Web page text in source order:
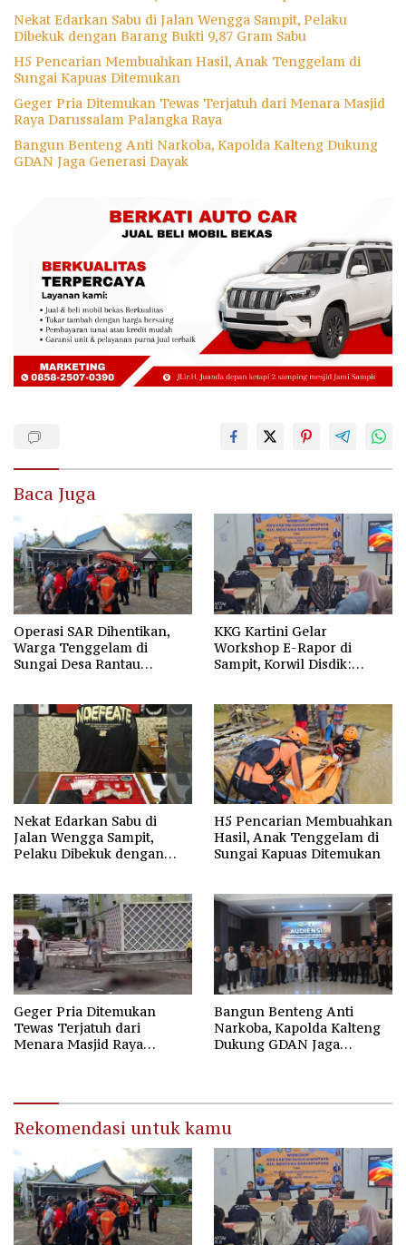
Nekat Edarkan Sabu di Jalan Wengga Sampit, Pelaku
Dibekuk dengan Barang Bukti 9,87 Gram Sabu
H5 Pencarian Membuahkan Hasil, Anak Tenggelam di
Sungai Kapuas Ditemukan
Geger Pria Ditemukan Tewas Terjatuh dari Menara Masjid
Raya Darussalam Palangka Raya
Bangun Benteng Anti Narkoba, Kapolda Kalteng Dukung
GDAN Jaga Generasi Dayak
Baca Juga
Operasi SAR Dihentikan,
Warga Tenggelam di
Sungai Desa Rantau
KKG Kartini Gelar
Workshop E-Rapor di
Sampit, Korwil Disdik:
Nekat Edarkan Sabu di
Jalan Wengga Sampit,
Pelaku Dibekuk dengan
H5 Pencarian Membuahkan
Hasil, Anak Tenggelam di
Sungai Kapuas Ditemukan
Geger Pria Ditemukan
Tewas Terjatuh dari
Menara Masjid Raya
Bangun Benteng Anti
Narkoba, Kapolda Kalteng
Dukung GDAN Jaga
Rekomendasi untuk kamu